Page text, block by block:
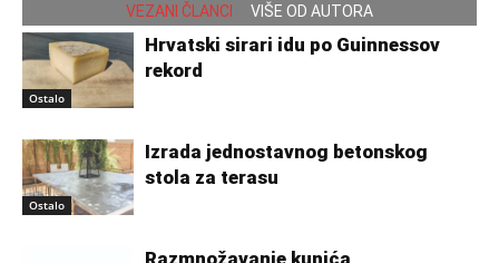
VEZANI ČLANCI VIŠE OD AUTORA
Ostalo
Hrvatski sirari idu po Guinnessov
rekord
Ostalo
Izrada jednostavnog betonskog
stola za terasu
Razmnožavanje kunića